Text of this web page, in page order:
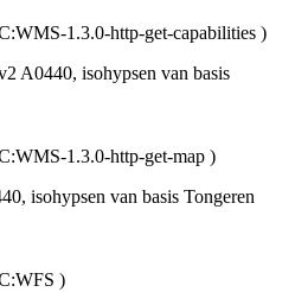
1.3.0-http-get-capabilities )
A0440, isohypsen van basis
1.3.0-http-get-map )
isohypsen van basis Tongeren
)